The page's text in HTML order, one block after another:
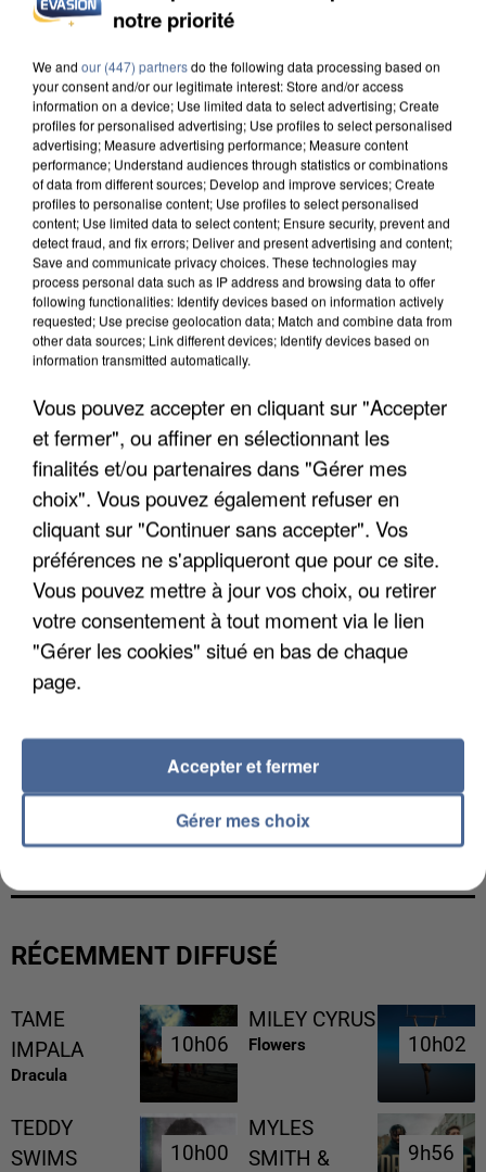
L’UN DES FONDATEURS SUPPOSÉS DE LA DZ
MAFIA INTERPELLÉ EN ALGÉRIE
UN SECOND CADRE DE LA DZ MAFIA
INTERPELLÉ EN ALGÉRIE
RÉCEMMENT DIFFUSÉ
TAME
IMPALA
Dracula
10h06
10h06
MILEY CYRUS
Flowers 10h02
10h02
TEDDY
SWIMS
10h00
10h00
MYLES
SMITH &
9h56
9h56
notre priorité
We and our (447) partnersdo the following data processing based on
your consent and/or our legitimate interest: Store and/or access
information on a device; Use limited data to select advertising; Create
profiles for personalised advertising; Use profiles to select personalised
advertising; Measure advertising performance; Measure content
performance; Understand audiences through statistics or combinations
of data from different sources; Develop and improve services; Create
profiles to personalise content; Use profiles to select personalised
content; Use limited data to select content; Ensure security, prevent and
detect fraud, and fix errors; Deliver and present advertising and content;
Save and communicate privacy choices. These technologies may
process personal data such as IP address and browsing data to offer
following functionalities: Identify devices based on information actively
requested; Use precise geolocation data; Match and combine data from
other data sources; Link different devices; Identify devices based on
information transmitted automatically.
Vous pouvez accepter en cliquant sur "Accepter
et fermer", ou affiner en sélectionnant les
finalités et/ou partenaires dans "Gérer mes
choix". Vous pouvez également refuser en
cliquant sur "Continuer sans accepter". Vos
préférences ne s'appliqueront que pour ce site.
Vous pouvez mettre à jour vos choix, ou retirer
votre consentement à tout moment via le lien
"Gérer les cookies" situé en bas de chaque
page.
Gérer mes choix
Accepter et fermer